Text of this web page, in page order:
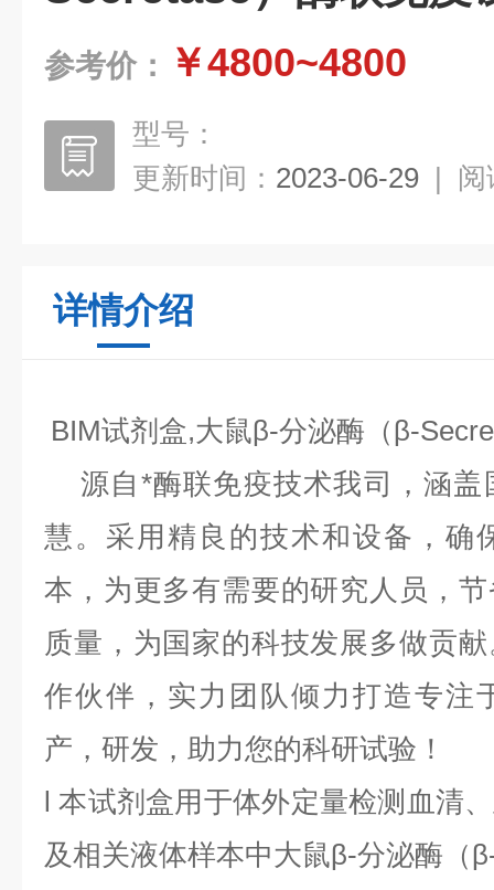
参考价： ￥4800~4800
型号：
更新时间： 2023-06-29 | 阅
详情介绍
BIM试剂盒,大鼠β-分泌酶（β-
源自*酶联免疫技术我司，涵盖
慧。采用精良的技术和设备，确
本，为更多有需要的研究人员，
质量，为国家的科技发展多做贡
作伙伴，实力团队倾力打造专注
产，研发，助力您的科研试验！
l本试剂盒用于体外定量检测血清
及相关液体样本中大鼠β-分泌酶 （